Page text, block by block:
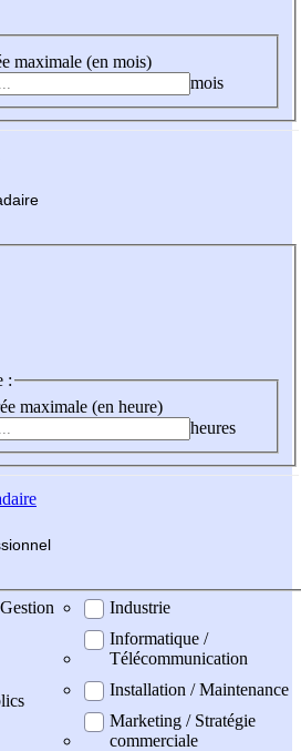
maximale (en mois)
mois
:
maximale (en heure)
heures
Industrie
Informatique /
Télécommunication
Installation / Maintenance
Marketing / Stratégie
commerciale